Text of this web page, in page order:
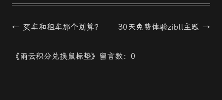
文
導
← 买车和租车那个划算？ 30天免费体验zibll主题 →
《雨云积分兑换鼠标垫》留言数：0